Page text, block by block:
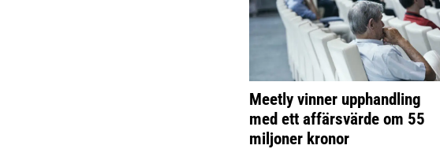
Meetly vinner upphandling
med ett affärsvärde om 55
miljoner kronor